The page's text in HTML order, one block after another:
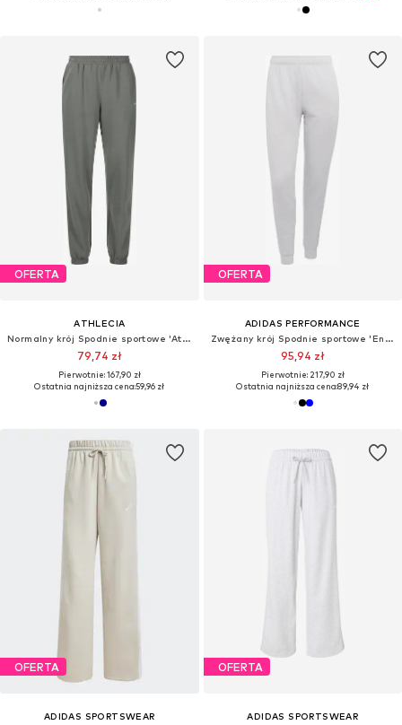
OFERTA
ATHLECIA
Normalny krój Spodnie sportowe 'Atkins'
79,74 zł
Pierwotnie: 167,90 zł
Ostatnia najniższa cena:59,96 zł
OFERTA
ADIDAS PERFORMANCE
Zwężany krój Spodnie sportowe 'Entrada26'
95,94 zł
Pierwotnie: 217,90 zł
Ostatnia najniższa cena:89,94 zł
OFERTA
ADIDAS SPORTSWEAR
OFERTA
ADIDAS SPORTSWEAR